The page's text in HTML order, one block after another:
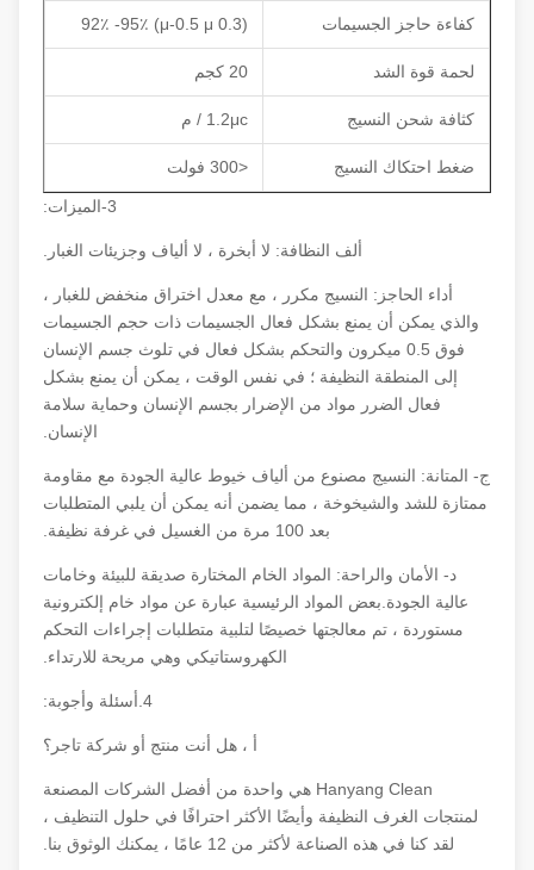
كفاءة حاجز الجسيمات
لحمة قوة الشد
كثافة شحن النسيج 1.2μc / م
ضغط احتكاك النسيج
ألف النظافة: لا أبخرة ، لا ألياف وجزيئات الغبار.
أداء الحاجز: النسيج مكرر ، مع معدل اختراق منخفض للغبار ،
والذي يمكن أن يمنع بشكل فعال الجسيمات ذات حجم الجسيمات
فوق 0.5 ميكرون والتحكم بشكل فعال في تلوث جسم الإنسان
إلى المنطقة النظيفة ؛ في نفس الوقت ، يمكن أن يمنع بشكل
فعال الضرر مواد من الإضرار بجسم الإنسان وحماية سلامة
الإنسان.
ج- المتانة: النسيج مصنوع من ألياف خيوط عالية الجودة مع مقاومة
ممتازة للشد والشيخوخة ، مما يضمن أنه يمكن أن يلبي المتطلبات
د- الأمان والراحة: المواد الخام المختارة صديقة للبيئة وخامات
عالية الجودة.بعض المواد الرئيسية عبارة عن مواد خام إلكترونية
مستوردة ، تم معالجتها خصيصًا لتلبية متطلبات إجراءات التحكم
الكهروستاتيكي وهي مريحة للارتداء.
أ ، هل أنت منتج أو شركة تاجر؟
Hanyang Clean هي واحدة من أفضل الشركات المصنعة
لمنتجات الغرف النظيفة وأيضًا الأكثر احترافًا في حلول التنظيف ،
لقد كنا في هذه الصناعة لأكثر من 12 عامًا ، يمكنك الوثوق بنا.